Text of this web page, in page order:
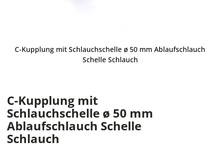
C-Kupplung mit Schlauchschelle ø 50 mm Ablaufschlauch
Schelle Schlauch
C-Kupplung mit
Schlauchschelle ø 50 mm
Ablaufschlauch Schelle
Schlauch